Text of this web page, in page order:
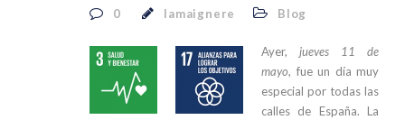
0 lamaignere Blog
Ayer, jueves 11 de
mayo, fue un día muy
especial por todas las
calles de España. La